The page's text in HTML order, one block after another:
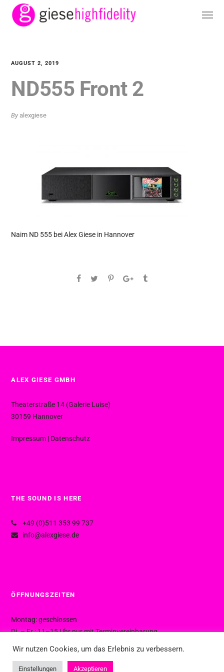
AUGUST 2, 2019
ND555 Front 2
Byalexgiese
Naim ND 555 bei Alex Giese in Hannover
ALEX GIESE GMBH
Theaterstraße 14 (Galerie Luise)
30159 Hannover
Impressum | Datenschutz
THE SOUND IS HERE
+49 (0)511 353 99 737
info@alexgiese.de
ÖFFNUNGSZEITEN
Montag: geschlossen
Di. – Fr.: 11–15 Uhr nur mit Terminvereinbarung
Wir nutzen Cookies, um das Erlebnis zu verbessern.
Einstellungen Akzeptieren